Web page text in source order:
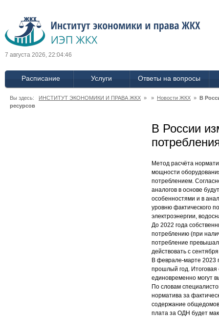
7 августа 2026, 22:04:46
Расписание Услуги Ответы на вопросы
Вы здесь: ИНСТИТУТ ЭКОНОМИКИ И ПРАВА ЖКХ » » Новости ЖКХ » В
ресурсов
В России
Метод расчёта
мощности
потреблением.
аналогов в основе
особенностями и в
уровню фактического
электроэнергии,
До 2022 года
потреблению (при
потребление
действовать с
В феврале-марте 2023
прошлый год.
единовременно могут
По словам
норматива за
содержание
плата за ОДН будет